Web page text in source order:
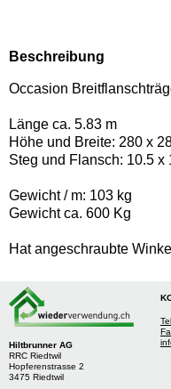
Beschreibung
Occasion
Länge ca. 5.83 m
Höhe und Breite: 280 x
Steg und Flansch: 10.5 x
Gewicht / m: 103 kg
Gewicht ca. 600 Kg
Hat angeschraubte
Hiltbrunner AG
RRC Riedtwil
Hopferenstrasse 2
3475 Riedtwil